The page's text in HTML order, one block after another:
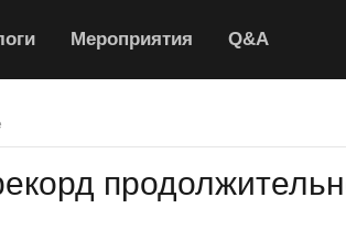
Мероприятия Q&A